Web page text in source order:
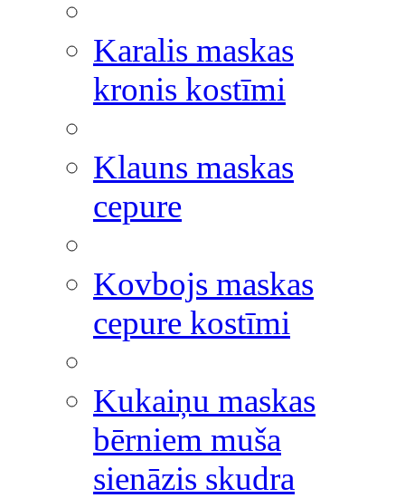
Karalis maskas
kronis kostīmi
Klauns maskas
cepure
Kovbojs maskas
cepure kostīmi
Kukaiņu maskas
bērniem muša
sienāzis skudra